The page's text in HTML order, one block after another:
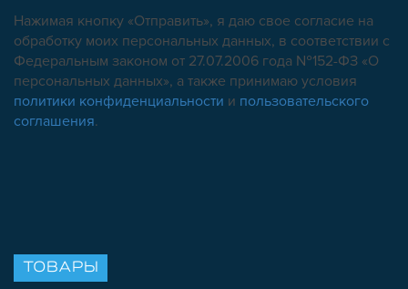
Нажимая кнопку «Отправить», я даю свое согласие на
обработку моих персональных данных, в соответствии с
Федеральным законом от 27.07.2006 года №152-ФЗ «О
персональных данных», а также принимаю условия
политики конфиденциальности и пользовательского
соглашения.
ТОВАРЫ